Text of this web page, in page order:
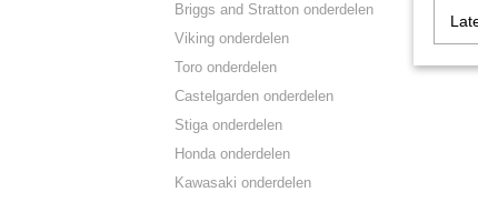
Briggs and Stratton onderdelen
Viking onderdelen
Toro onderdelen
Castelgarden onderdelen
Stiga onderdelen
Honda onderdelen
Kawasaki onderdelen